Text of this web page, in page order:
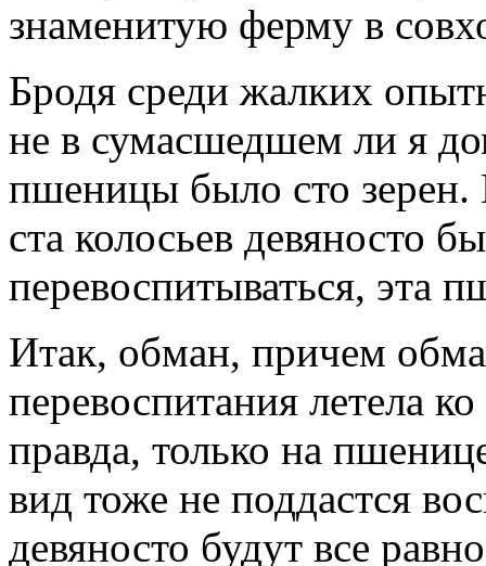
знаменитую ферму в
Бродя среди жалких
не в сумасшедшем ли я
пшеницы было сто
ста колосьев девяносто
перевоспитываться, эта
Итак, обман, причем
перевоспитания летела
правда, только на
вид тоже не поддастся
девяносто будут все